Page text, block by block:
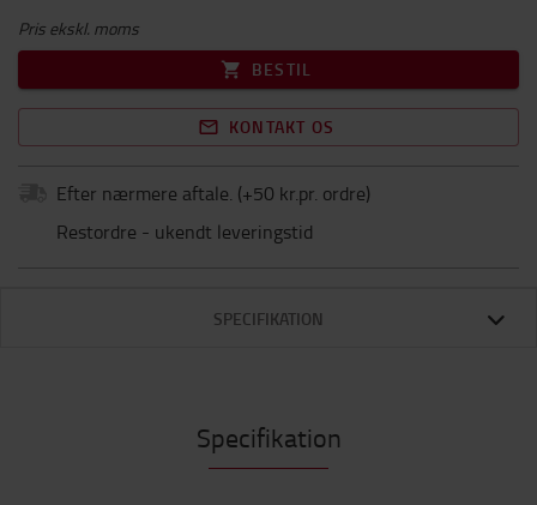
Pris ekskl. moms
BESTIL
KONTAKT OS
Efter nærmere aftale. (+50 kr.pr. ordre)
Restordre - ukendt leveringstid
SPECIFIKATION
Specifikation